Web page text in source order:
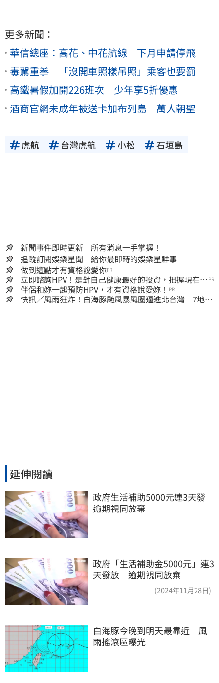
更多新聞：
華信總座：高花、中花航線 下月申請停飛
毒駕重拳 「沒開車照樣吊照」乘客也要罰
高鐵暑假加開226班次 少年享5折優惠
酒商官網未成年被送卡加布列島 萬人朝聖
虎航 台灣虎航 小松 石垣島
新聞事件即時更新 所有消息一手掌握！
追蹤訂閱娛樂星聞 給你最即時的娛樂星鮮事
做到這點才有資格說愛你PR
立即諮詢HPV！是對自己健康最好的投資，把握現在不
嫌晚！
PR
伴侶和妳一起預防HPV，才有資格說愛妳！ PR
快訊／風雨狂炸！白海豚颱風暴風圈逼進北台灣 7地區
延伸閱讀
政府生活補助5000元連3天發
逾期視同放棄
政府「生活補助金5000元」連3
天發放 逾期視同放棄
(2024年11月28日)
白海豚今晚到明天最靠近　風
雨搖滾區曝光